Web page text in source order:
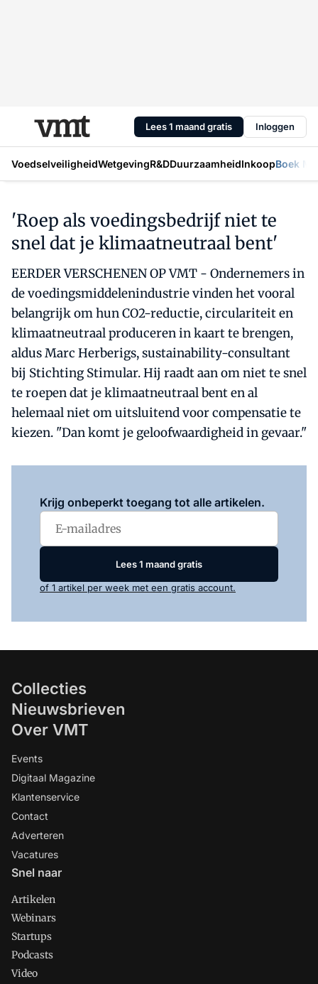
Lees 1 maand gratis Inloggen
VoedselveiligheidWetgevingR&DDuurzaamheidInkoopBoek
'Roep als voedingsbedrijf niet te
snel dat je klimaatneutraal bent'
EERDER VERSCHENEN OP VMT - Ondernemers in
de voedingsmiddelenindustrie vinden het vooral
belangrijk om hun CO2-reductie, circulariteit en
klimaatneutraal produceren in kaart te brengen,
aldus Marc Herberigs, sustainability-consultant
bij Stichting Stimular. Hij raadt aan om niet te snel
te roepen dat je klimaatneutraal bent en al
helemaal niet om uitsluitend voor compensatie te
kiezen. "Dan komt je geloofwaardigheid in gevaar."
Krijg onbeperkt toegang tot alle artikelen.
Lees 1 maand gratis
of 1 artikel per week met een gratis account.
Collecties
Nieuwsbrieven
Over VMT
Events
Digitaal Magazine
Klantenservice
Contact
Adverteren
Vacatures
Snel naar
Artikelen
Webinars
Startups
Podcasts
Video